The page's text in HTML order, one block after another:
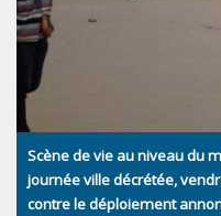
Scène de vie au niveau du
journée ville décrétée,
contre le déploiement